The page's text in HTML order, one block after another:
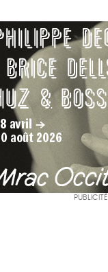
PUBLICITÉ